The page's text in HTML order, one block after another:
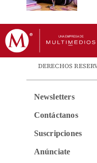
DERECHOS
Newsletters
Contáctanos
Suscripciones
Anúnciate